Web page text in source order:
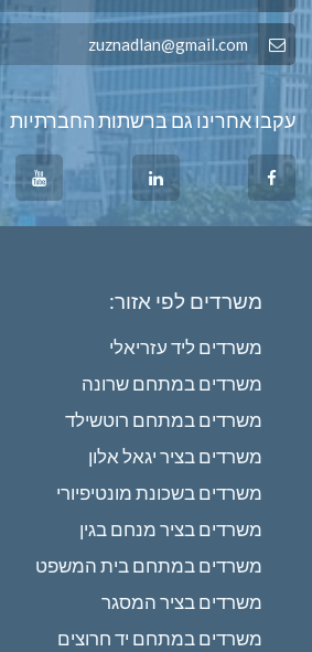
עקבו אחרינו גם ברשתות החברתיות
משרדים לפי אזור:
משרדים ליד עזריאלי
משרדים במתחם שרונה
משרדים במתחם רוטשילד
משרדים בציר יגאל אלון
משרדים בשכונת מונטיפיורי
משרדים בציר מנחם בגין
משרדים במתחם בית המשפט
משרדים בציר המסגר
משרדים במתחם יד חרוצים